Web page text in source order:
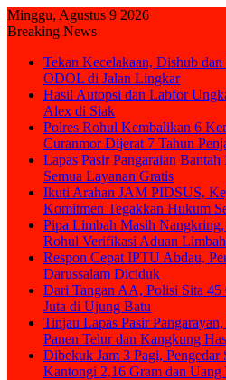
Minggu, Agustus 9 2026
Breaking News
Tekan Kecelakaan, Dishub
ODOL di Jalan Lingkar
Hasil Autopsi dan Labfor
Alex di Siak
Polres Rohul Kembalikan 6
Curanmor Dijerat 7 Tahun
Lapas Pasir Pangaraian
Semua Layanan Gratis
Ikuti Arahan JAM PIDSUS,
Komitmen Tegakkan Hukum
Pipa Limbah Masih
Rohul Verifikasi Aduan
Respon Cepat IPTU Abdau,
Darussalam Diciduk
Dari Tangan AA, Polisi Sita 45
Juta di Ujung Batu
Tinjau Lapas Pasir
Panen Telur dan Kangkung
Dibekuk Jam 3 Pagi,
Kantongi 2,16 Gram dan Uang